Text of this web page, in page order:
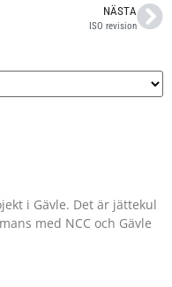
NÄSTA
ISO revision
i Gävle. Det är jättekul
med NCC och Gävle